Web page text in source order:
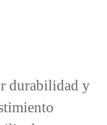
durabilidad y